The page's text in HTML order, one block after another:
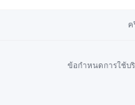
ค
ข้อกำหนดการใช้บ